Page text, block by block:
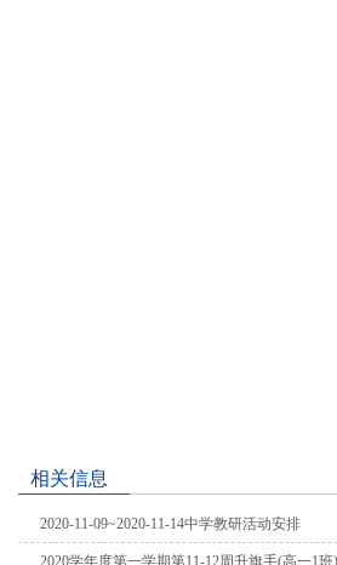
相关信息
2020-11-09~2020-11-14中学教研活动安排
2020学年度第一学期第11-12周升旗手(高一1班)